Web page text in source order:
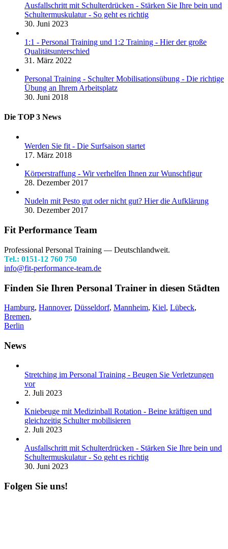
Ausfallschritt mit Schulterdrücken - Stärken Sie Ihre bein und
Schultermuskulatur - So geht es richtig
30. Juni 2023
1:1 - Personal Training und 1:2 Training - Hier der große
Qualitätsunterschied
31. März 2022
Personal Training - Schulter Mobilisationsübung - Die richtige
Übung an Ihrem Arbeitsplatz
30. Juni 2018
Die TOP 3 News
Werden Sie fit - Die Surfsaison startet
17. März 2018
Körperstraffung - Wir verhelfen Ihnen zur Wunschfigur
28. Dezember 2017
Nudeln mit Pesto gut oder nicht gut? Hier die Aufklärung
30. Dezember 2017
Fit Performance Team
Professional Personal Training — Deutschlandweit.
Tel.: 0151-12 760 750
info@fit-performance-team.de
Finden Sie Ihren Personal Trainer in diesen Städten
Hamburg, Hannover, Düsseldorf, Mannheim, Kiel, Lübeck,
Bremen,
Berlin
News
Stretching im Personal Training - Beugen Sie Verletzungen
vor
2. Juli 2023
Kniebeuge mit Medizinball Rotation - Beine kräftigen und
gleichzeitig Schulter mobilisieren
2. Juli 2023
Ausfallschritt mit Schulterdrücken - Stärken Sie Ihre bein und
Schultermuskulatur - So geht es richtig
30. Juni 2023
Folgen Sie uns!